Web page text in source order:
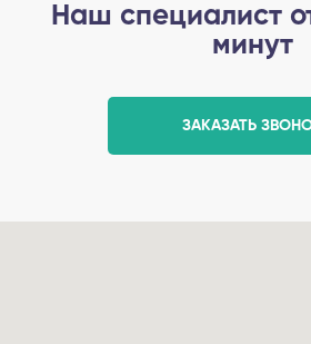
Наш специалист
минут
ЗАКАЗАТЬ